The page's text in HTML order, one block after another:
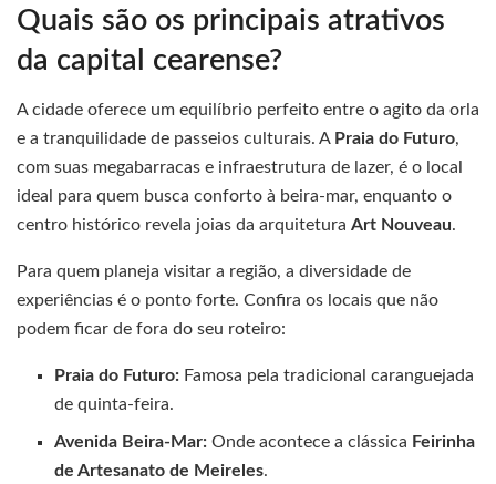
Quais são os principais atrativos
da capital cearense?
A cidade oferece um equilíbrio perfeito entre o agito da orla
e a tranquilidade de passeios culturais. A Praia do Futuro,
com suas megabarracas e infraestrutura de lazer, é o local
ideal para quem busca conforto à beira-mar, enquanto o
centro histórico revela joias da arquitetura Art Nouveau.
Para quem planeja visitar a região, a diversidade de
experiências é o ponto forte. Confira os locais que não
podem ficar de fora do seu roteiro:
Praia do Futuro: Famosa pela tradicional caranguejada
de quinta-feira.
Avenida Beira-Mar: Onde acontece a clássica Feirinha
de Artesanato de Meireles.